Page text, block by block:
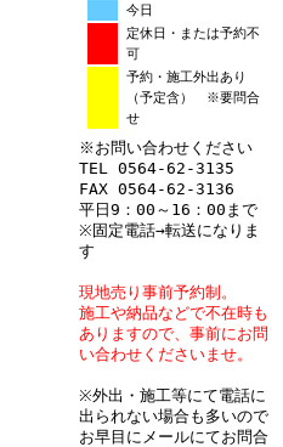
今日
定休日・または予約不
可
予約・施工外出あり
（予定含） ※要問合
せ
※お問い合わせください
TEL 0564-62-3135
FAX 0564-62-3136
平日9：00～16：00まで
※固定電話→転送になりま
す
現地売り事前予約制。
施工や納品などで不在時も
ありますので、事前にお問
い合わせくださいませ。
※外出・施工等にて電話に
出られない場合も多いので
お早目にメールにてお問合